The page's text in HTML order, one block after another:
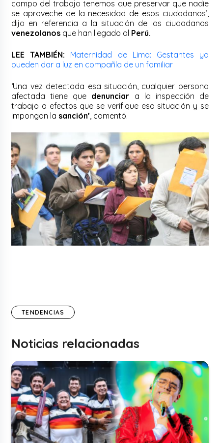
campo del trabajo tenemos que preservar que nadie
se aproveche de la necesidad de esos ciudadanos’,
dijo en referencia a la situación de los ciudadanos
venezolanos que han llegado al Perú.
LEE TAMBIÉN: Maternidad de Lima: Gestantes ya
pueden dar a luz en compañía de un familiar
‘Una vez detectada esa situación, cualquier persona
afectada tiene que denunciar a la inspección de
trabajo a efectos que se verifique esa situación y se
impongan la sanción’ , comentó.
TENDENCIAS
Noticias relacionadas